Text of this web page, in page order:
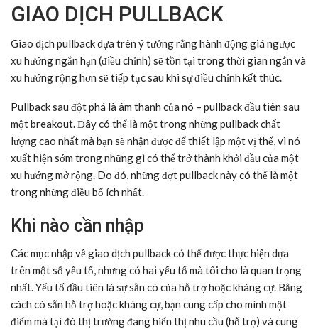
GIAO DỊCH PULLBACK
Giao dịch pullback dựa trên ý tưởng rằng hành động giá ngược
xu hướng ngắn hạn (điều chỉnh) sẽ tồn tại trong thời gian ngắn và
xu hướng rộng hơn sẽ tiếp tục sau khi sự điều chỉnh kết thúc.
Pullback sau đột phá là âm thanh của nó – pullback đầu tiên sau
một breakout. Đây có thể là một trong những pullback chất
lượng cao nhất mà bạn sẽ nhận được để thiết lập một vị thế, vì nó
xuất hiện sớm trong những gì có thể trở thành khởi đầu của một
xu hướng mở rộng. Do đó, những đợt pullback này có thể là một
trong những điều bổ ích nhất.
Khi nào cần nhập
Các mục nhập về giao dịch pullback có thể được thực hiện dựa
trên một số yếu tố, nhưng có hai yếu tố mà tôi cho là quan trọng
nhất. Yếu tố đầu tiên là sự sẵn có của hỗ trợ hoặc kháng cự. Bằng
cách có sẵn hỗ trợ hoặc kháng cự, bạn cung cấp cho mình một
điểm mà tại đó thị trường đang hiển thị nhu cầu (hỗ trợ) và cung